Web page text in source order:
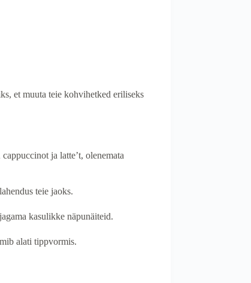
et muuta teie kohvihetked eriliseks
ja latte’t, olenemata
teie jaoks.
kasulikke näpunäiteid.
alati tippvormis.